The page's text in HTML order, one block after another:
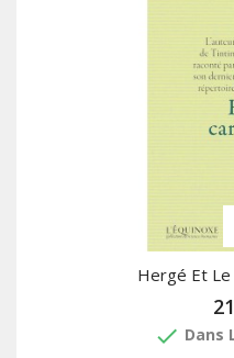
Hergé Et Le
done Dans